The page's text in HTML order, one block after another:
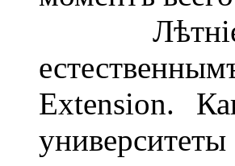
Лѣтніе
Extension.